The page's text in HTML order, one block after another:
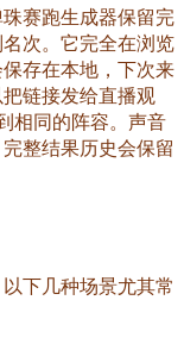
赛跑生成器保留完
次。它完全在浏览
存在本地，下次来
链接发给直播观
相同的阵容。声音
整结果历史会保留
下几种场景尤其常